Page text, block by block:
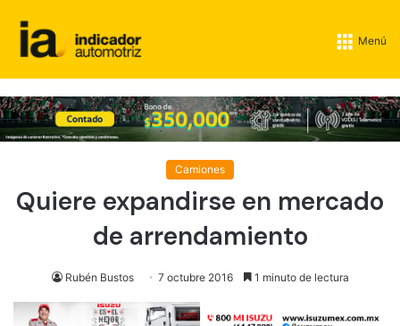
Menú
Camiones
Quiere expandirse en mercado
de arrendamiento
Rubén Bustos 7 octubre 2016 1 minuto de lectura